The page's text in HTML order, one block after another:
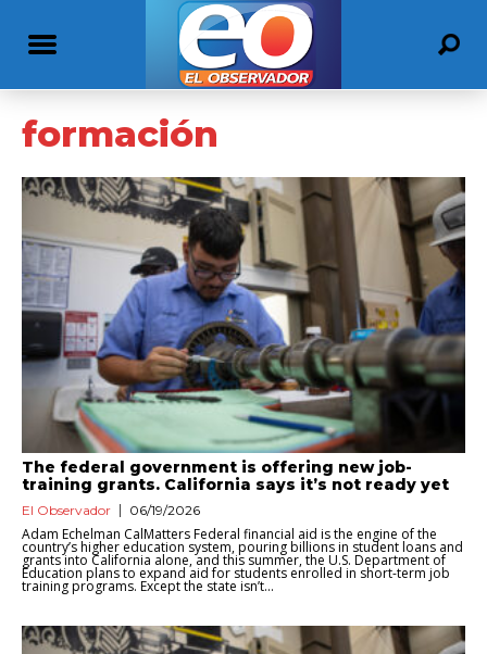
formación
The federal government is offering new job-
training grants. California says it’s not ready yet
El Observador 06/19/2026
Adam Echelman CalMatters Federal financial aid is the engine of the
country’s higher education system, pouring billions in student loans and
grants into California alone, and this summer, the U.S. Department of
Education plans to expand aid for students enrolled in short-term job
training programs. Except the state isn’t...